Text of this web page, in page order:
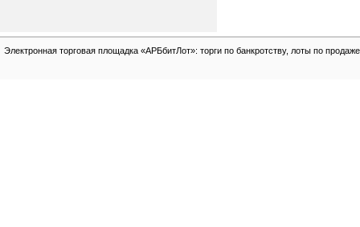
Электронная торговая площадка «АРБбитЛот»: торги по банкротству, лоты по